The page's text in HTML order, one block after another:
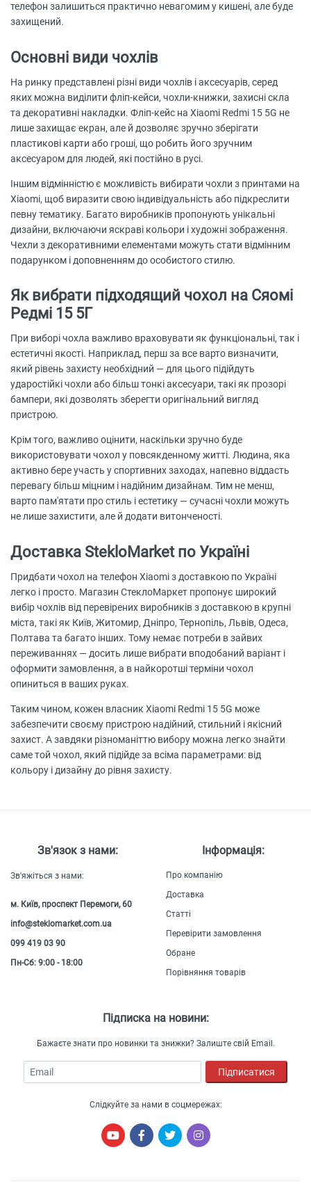
телефон залишиться практично невагомим у кишені, але буде
захищений.
Основні види чохлів
На ринку представлені різні види чохлів і аксесуарів, серед
яких можна виділити фліп-кейси, чохли-книжки, захисні скла
та декоративні накладки. Фліп-кейс на Xiaomi Redmi 15 5G не
лише захищає екран, але й дозволяє зручно зберігати
пластикові карти або гроші, що робить його зручним
аксесуаром для людей, які постійно в русі.
Іншим відмінністю є можливість вибирати чохли з принтами на
Xiaomi, щоб виразити свою індивідуальність або підкреслити
певну тематику. Багато виробників пропонують унікальні
дизайни, включаючи яскраві кольори і художні зображення.
Чехли з декоративними елементами можуть стати відмінним
подарунком і доповненням до особистого стилю.
Як вибрати підходящий чохол на Сяомі
Редмі 15 5Г
При виборі чохла важливо враховувати як функціональні, так і
естетичні якості. Наприклад, перш за все варто визначити,
який рівень захисту необхідний — для цього підійдуть
ударостійкі чохли або більш тонкі аксесуари, такі як прозорі
бампери, які дозволять зберегти оригінальний вигляд
пристрою.
Крім того, важливо оцінити, наскільки зручно буде
використовувати чохол у повсякденному житті. Людина, яка
активно бере участь у спортивних заходах, напевно віддасть
перевагу більш міцним і надійним дизайнам. Тим не менш,
варто пам'ятати про стиль і естетику — сучасні чохли можуть
не лише захистити, але й додати витонченості.
Доставка StekloMarket по Україні
Придбати чохол на телефон Xiaomi з доставкою по Україні
легко і просто. Магазин СтеклоМаркет пропонує широкий
вибір чохлів від перевірених виробників з доставкою в крупні
міста, такі як Київ, Житомир, Дніпро, Тернопіль, Львів, Одеса,
Полтава та багато інших. Тому немає потреби в зайвих
переживаннях — досить лише вибрати вподобаний варіант і
оформити замовлення, а в найкоротші терміни чохол
опиниться в ваших руках.
Таким чином, кожен власник Xiaomi Redmi 15 5G може
забезпечити своєму пристрою надійний, стильний і якісний
захист. А завдяки різноманіттю вибору можна легко знайти
саме той чохол, який підійде за всіма параметрами: від
кольору і дизайну до рівня захисту.
Зв'язок з нами:
Зв'яжіться з нами:
м. Київ, проспект Перемоги, 60
info@steklomarket.com.ua
099 419 03 90
Пн-Сб: 9:00 - 18:00
Інформація:
Про компанію
Доставка
Статті
Перевірити замовлення
Обране
Порівняння товарів
Підписка на новини:
Бажаєте знати про новинки та знижки? Залиште свій Email.
Email Підписатися
Слідкуйте за нами в соцмережах: